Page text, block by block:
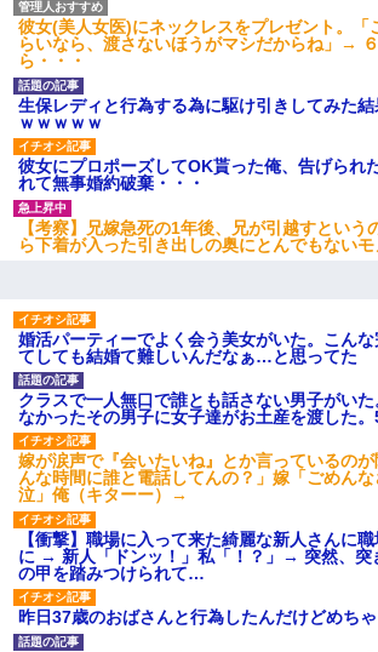
彼女(美人女医)にネックレスをプレゼント。「
らいなら、渡さないほうがマシだからね」→
ら・・・
生保レディと行為する為に駆け引きしてみた
ｗｗｗｗｗ
彼女にプロポーズしてOK貰った俺、告げられ
れて無事婚約破棄・・・
【考察】兄嫁急死の1年後、兄が引越すという
ら下着が入った引き出しの奥にとんでもない
婚活パーティーでよく会う美女がいた。こん
てしても結婚て難しいんだなぁ…と思ってた
クラスで一人無口で誰とも話さない男子がい
なかったその男子に女子達がお土産を渡した
嫁が涙声で『会いたいね』とか言っているの
んな時間に誰と電話してんの？」嫁「ごめん
泣」俺（キターー）→
【衝撃】職場に入って来た綺麗な新人さんに
に → 新人「ドンッ！」私「！？」→ 突然、突
の甲を踏みつけられて…
昨日37歳のおばさんと行為したんだけどめち